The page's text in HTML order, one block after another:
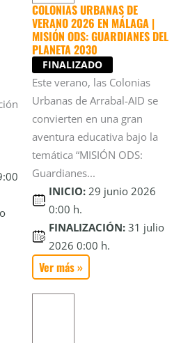
COLONIAS URBANAS DE
VERANO 2026 EN MÁLAGA |
MISIÓN ODS: GUARDIANES DEL
PLANETA 2030
FINALIZADO
Este verano, las Colonias
Urbanas de Arrabal-AID se
convierten en una gran
aventura educativa bajo la
temática “MISIÓN ODS:
Guardianes...
INICIO: 29 junio 2026
0:00 h.
FINALIZACIÓN: 31 julio
2026 0:00 h.
Ver más »